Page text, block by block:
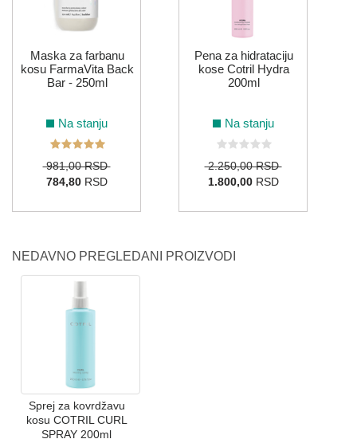
Maska za farbanu
kosu FarmaVita Back
Bar - 250ml
Na stanju
981,00 RSD
784,80RSD
Pena za hidrataciju
kose Cotril Hydra
200ml
Na stanju
2.250,00 RSD
1.800,00RSD
NEDAVNO PREGLEDANI PROIZVODI
Sprej za kovrdžavu
kosu COTRIL CURL
SPRAY 200ml